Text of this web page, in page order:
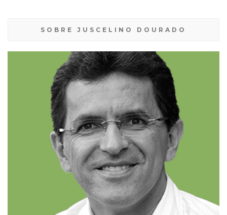
SOBRE JUSCELINO DOURADO